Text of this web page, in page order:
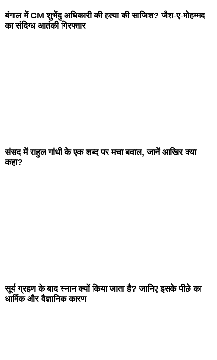
बंगाल में CM शुभेंदु अधिकारी की हत्या की साजिश? जैश-ए-मोहम्मद
का संदिग्ध आतंकी गिरफ्तार
संसद में राहुल गांधी के एक शब्द पर मचा बवाल, जानें आखिर क्या
कहा?
सूर्य ग्रहण के बाद स्नान क्यों किया जाता है? जानिए इसके पीछे का
धार्मिक और वैज्ञानिक कारण